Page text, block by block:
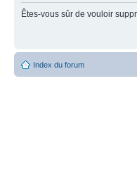
Êtes-vous sûr de vouloir
Index du forum